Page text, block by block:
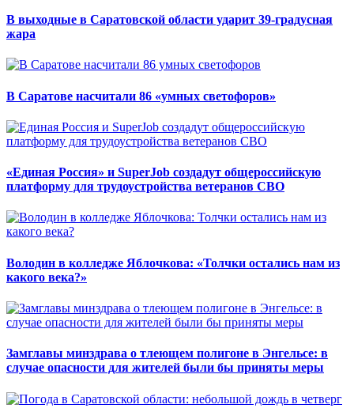
В выходные в Саратовской области ударит 39-градусная
жара
В Саратове насчитали 86 «умных светофоров»
«Единая Россия» и SuperJob создадут общероссийскую
платформу для трудоустройства ветеранов СВО
Володин в колледже Яблочкова: «Толчки остались нам из
какого века?»
Замглавы минздрава о тлеющем полигоне в Энгельсе: в
случае опасности для жителей были бы приняты меры